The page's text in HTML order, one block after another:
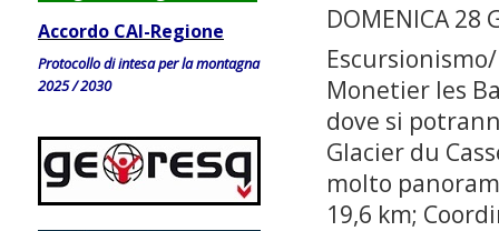
Accordo CAI-Regione
Protocollo di intesa per la montagna
2025 / 2030
DOMENICA 28
Escursionismo/
Monetier les
dove si
Glacier du
molto
19,6 km;